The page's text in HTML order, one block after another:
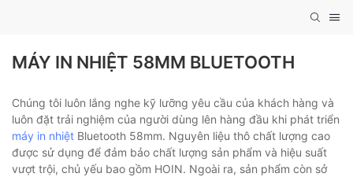
MÁY IN NHIỆT 58MM BLUETOOTH
Chúng tôi luôn lắng nghe kỹ lưỡng yêu cầu của khách hàng và
luôn đặt trải nghiệm của người dùng lên hàng đầu khi phát triển
máy in nhiệt Bluetooth 58mm. Nguyên liệu thô chất lượng cao
được sử dụng để đảm bảo chất lượng sản phẩm và hiệu suất
vượt trội, chủ yếu bao gồm HOIN. Ngoài ra, sản phẩm còn sở